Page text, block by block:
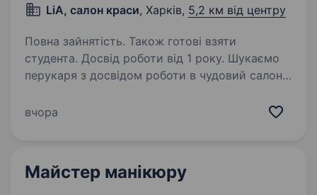
LiA, салон краси, Харків, 5,2 км від центру
Повна зайнятість. Також готові взяти
студента. Досвід роботи від 1 року. Шукаємо
перукаря з досвідом роботи в чудовий салон
2/2 або за домовленістю, салон працює з 9−19
вчора
Майстер манікюру